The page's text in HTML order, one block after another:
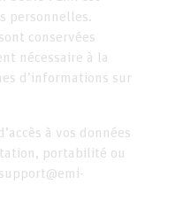
personnelles.
conservées
nécessaire à la
d’informations sur
à vos données
portabilité ou